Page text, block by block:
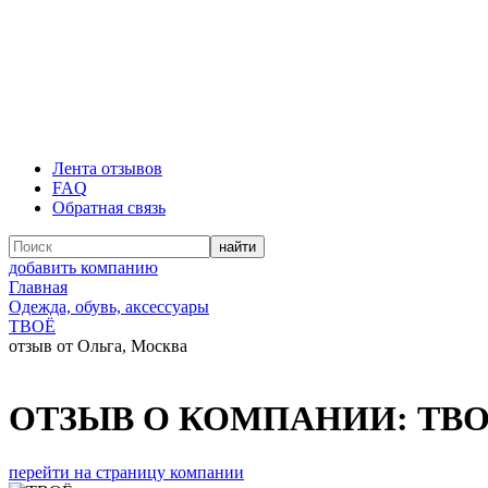
Лента отзывов
FAQ
Обратная связь
добавить компанию
Главная
Одежда, обувь, аксессуары
ТВОЁ
отзыв от Ольга, Москва
ОТЗЫВ О КОМПАНИИ:
перейти на страницу компании